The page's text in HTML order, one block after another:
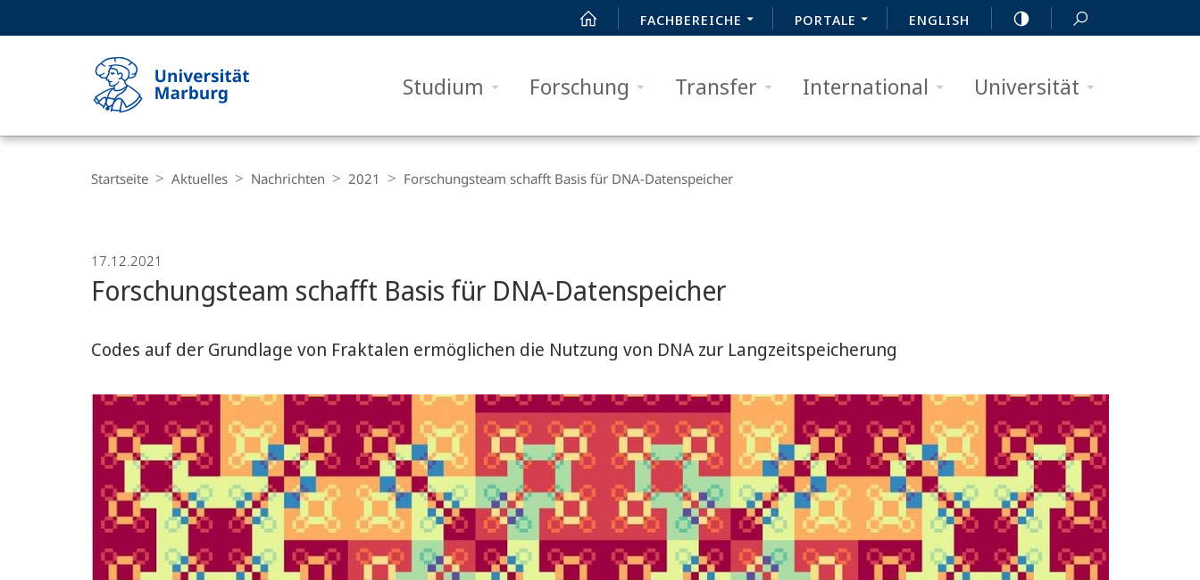
FACHBEREICHE PORTALE ENGLISH
Studium Forschung Transfer International Universität
Philipps-
Marburg
Navigation
Startseite Aktuelles Nachrichten 2021 Forschungsteam schafft Basis für DNA-Datenspeicher
17.12.2021
Forschungsteam schafft Basis für DNA-Datenspeicher
Codes auf der Grundlage von Fraktalen ermöglichen die Nutzung von DNA zur Langzeitspeicherung